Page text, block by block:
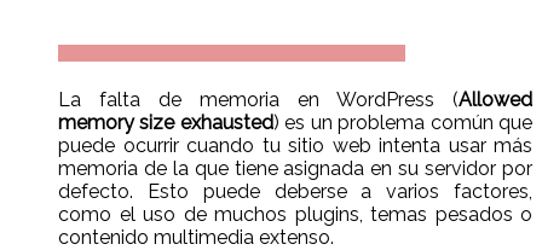
La falta de memoria en WordPress (Allowed
memory size exhausted) es un problema común que
puede ocurrir cuando tu sitio web intenta usar más
memoria de la que tiene asignada en su servidor por
defecto. Esto puede deberse a varios factores,
como el uso de muchos plugins, temas pesados o
contenido multimedia extenso.